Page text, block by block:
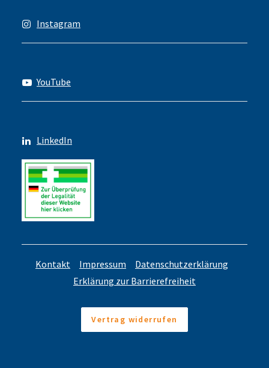
Instagram
YouTube
LinkedIn
Kontakt Impressum
Datenschutzerklärung
Erklärung zur Barrierefreiheit
Vertrag widerrufen